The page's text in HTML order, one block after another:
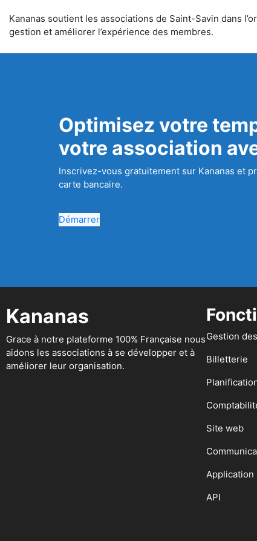
Kananas soutient les associations de Saint-Savin dans
gestion et améliorer l’expérience des membres.
Optimisez votre
votre association
Inscrivez-vous gratuitement sur Kananas et
carte bancaire.
Démarrer
Kananas
Grace à notre plateforme 100% Française nous
aidons les associations à se développer et à
améliorer leur organisation.
Gestion
Billetterie
Site web
Application
API